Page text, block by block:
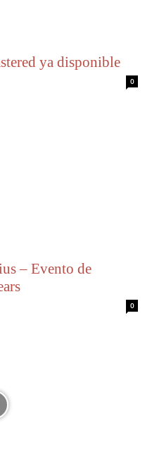
ya disponible
0
– Evento de
0